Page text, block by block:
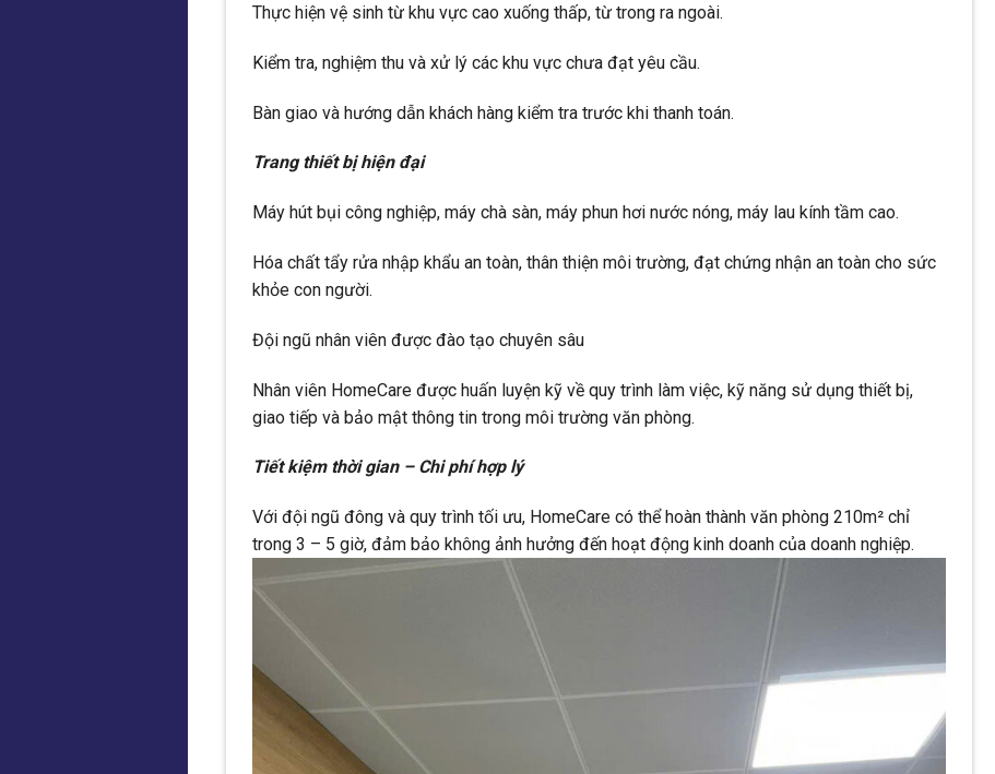
Thực hiện vệ sinh từ khu vực cao xuống thấp, từ trong ra ngoài.
Kiểm tra, nghiệm thu và xử lý các khu vực chưa đạt yêu cầu.
Bàn giao và hướng dẫn khách hàng kiểm tra trước khi thanh toán.
Trang thiết bị hiện đại
Máy hút bụi công nghiệp, máy chà sàn, máy phun hơi nước nóng, máy lau kính tầm cao.
Hóa chất tẩy rửa nhập khẩu an toàn, thân thiện môi trường, đạt chứng nhận an toàn cho sức
khỏe con người.
Đội ngũ nhân viên được đào tạo chuyên sâu
Nhân viên HomeCare được huấn luyện kỹ về quy trình làm việc, kỹ năng sử dụng thiết bị,
giao tiếp và bảo mật thông tin trong môi trường văn phòng.
Tiết kiệm thời gian – Chi phí hợp lý
Với đội ngũ đông và quy trình tối ưu, HomeCare có thể hoàn thành văn phòng 210m² chỉ
trong 3 – 5 giờ, đảm bảo không ảnh hưởng đến hoạt động kinh doanh của doanh nghiệp.